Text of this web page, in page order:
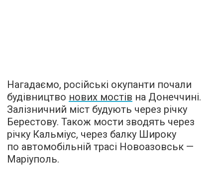
Нагадаємо, російські окупанти почали
будівництво нових мостів на Донеччині.
Залізничний міст будують через річку
Берестову. Також мости зводять через
річку Кальміус, через балку Широку
по автомобільній трасі Новоазовськ —
Маріуполь.